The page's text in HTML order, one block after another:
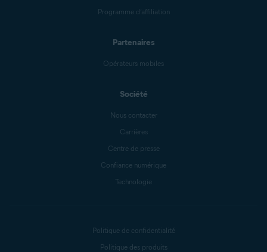
Programme d’affiliation
Partenaires
Opérateurs mobiles
Société
Nous contacter
Carrières
Centre de presse
Confiance numérique
Technologie
Politique de confidentialité
Politique des produits